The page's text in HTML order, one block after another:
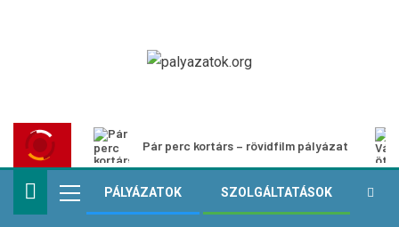
Pár perc kortárs – rövidfilm pályázat
PÁLYÁZATOK SZOLGÁLTATÁSOK